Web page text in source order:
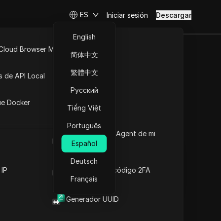
Cuál es el User Agent de mi
navegador
Generador de código 2FA
Generador UUID
Browser MCP
de API Local
Docker
ES
English
简体中文
繁體中文
Русский
Tiếng Việt
Português
Español
Deutsch
Français
Iniciar sesión Descargar
sin
Hacer preguntas
Abrir en ChatGPT
Hacer preguntas sobre esta página
Hacer preguntas sobre esta página